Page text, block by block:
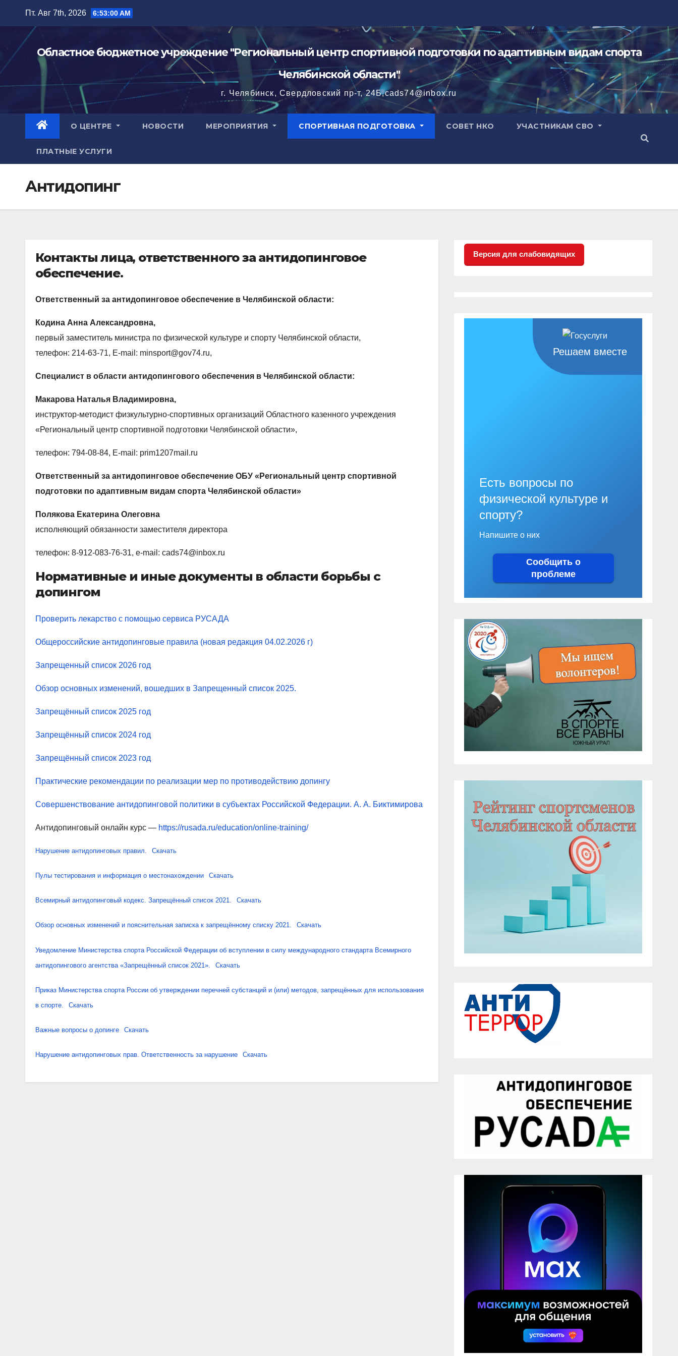
содержимому
Пт. Авг 7th, 2026 6:53:01 AM
Областное бюджетное учреждение "Региональный центр спортивной подготовки по адаптивным видам спорта
Челябинской области"
г. Челябинск, Свердловский пр-т, 24Б,cads74@inbox.ru
О ЦЕНТРЕ НОВОСТИ МЕРОПРИЯТИЯ СПОРТИВНАЯ ПОДГОТОВКА СОВЕТ НКО УЧАСТНИКАМ СВО
ПЛАТНЫЕ УСЛУГИ
Антидопинг
Контакты лица, ответственного за антидопинговое
обеспечение.
Ответственный за антидопинговое обеспечение в Челябинской области:
Кодина Анна Александровна,
первый заместитель министра по физической культуре и спорту Челябинской области,
телефон: 214-63-71, E-mail: minsport@gov74.ru,
Специалист в области антидопингового обеспечения в Челябинской области:
Макарова Наталья Владимировна,
инструктор-методист физкультурно-спортивных организаций Областного казенного учреждения
«Региональный центр спортивной подготовки Челябинской области»,
телефон: 794-08-84, E-mail: prim1207mail.ru
Ответственный за антидопинговое обеспечение ОБУ «Региональный центр спортивной
подготовки по адаптивным видам спорта Челябинской области»
Полякова Екатерина Олеговна
исполняющий обязанности заместителя директора
телефон: 8-912-083-76-31, e-mail: cads74@inbox.ru
Нормативные и иные документы в области борьбы с
допингом
Проверить лекарство с помощью сервиса РУСАДА
Общероссийские антидопинговые правила (новая редакция 04.02.2026 г)
Запрещенный список 2026 год
Обзор основных изменений, вошедших в Запрещенный список 2025.
Запрещённый список 2025 год
Запрещённый список 2024 год
Запрещённый список 2023 год
Практические рекомендации по реализации мер по противодействию допингу
Совершенствование антидопинговой политики в субъектах Российской Федерации. А. А. Биктимирова
Антидопинговый онлайн курс — https://rusada.ru/education/online-training/
Нарушение антидопинговых правил. Скачать
Пулы тестирования и информация о местонахождении Скачать
Всемирный антидопинговый кодекс. Запрещённый список 2021. Скачать
Обзор основных изменений и пояснительная записка к запрещённому списку 2021. Скачать
Уведомление Министерства спорта Российской Федерации об вступлении в силу международного стандарта Всемирного
антидопингового агентства «Запрещённый список 2021».
Скачать
Приказ Министерства спорта России об утверждении перечней субстанций и (или) методов, запрещённых для использования
в спорте.
Скачать
Важные вопросы о допинге Скачать
Нарушение антидопинговых прав. Ответственность за нарушение Скачать
Версия для слабовидящих
Решаем вместе
Есть вопросы по
физической культуре и
спорту?
Напишите о них
Сообщить о
проблеме